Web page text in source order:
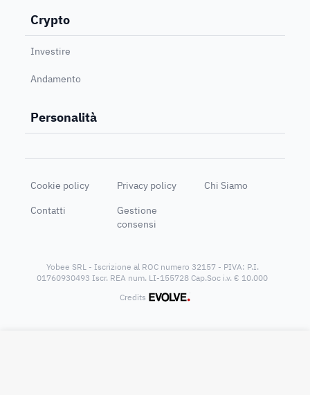
Crypto
Investire
Andamento
Personalità
Cookie policy Privacy policy
Chi Siamo
Contatti
Gestione
consensi
Yobee SRL - Iscrizione al ROC numero 32157 - PIVA: P.I.
01760930493 Iscr. REA num. LI-155728 Cap.Soc i.v. € 10.000
Credits
®